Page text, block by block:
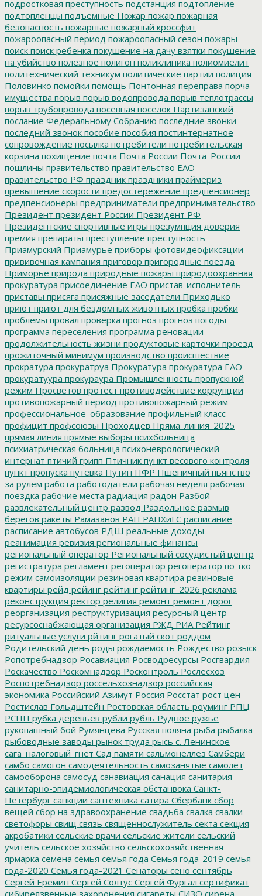
подростковая преступность подстанция подтопление
подтопленцы подъемные Пожар пожар пожарная
безопасность пожарные пожарный кроссфит
пожароопасный период пожароопасный сезон пожары
поиск поиск ребенка покушение на дачу взятки покушение
на убийство полезное полигон поликлиника полиомиелит
политехнический техникум политические партии полиция
Половинко помойки помощь Понтонная переправа порча
имущества порыв порыв водопровода порыв теплотрассы
порыв трубопровода посевная поселок Партизанский
послание Федеральному Собранию последние звонки
последний звонок пособие пособия постинтернатное
сопровождение посылка потребители потребительская
корзина похищение почта Почта России Почта_России
пошлины правительство правительство ЕАО
правительство РФ праздник праздники праймериз
превышение скорости предостережение предпенсионер
предпенсионеры предприниматели предпринимательство
Президент президент России Президент РФ
Президентские спортивные игры презумпция доверия
премия препараты преступление преступность
Приамурский Приамурье приборы фотовидеофиксации
прививочная кампания приговор пригородные поезда
Приморье природа природные пожары природоохранная
прокуратура присоединение ЕАО пристав-исполнитель
приставы присяга присяжные заседатели Приходько
приют приют для бездомных животных пробка пробки
проблемы провал проверка прогноз прогноз погоды
программа переселения программа реновации
продолжительность жизни продуктовые карточки проезд
прожиточный минимум производство происшествие
прократура прокуратруа Прокуратура прокуратура ЕАО
прокуратуура прокураура Промышленность пропускной
режим Просветов протест противодействие коррупции
противопожарный период противопожарный режим
профессиональное_образование профильный класс
профицит профсоюзы Проходцев Пряма_линия_2025
прямая линия прямые выборы психбольница
психиатрическая больница психоневрологический
интернат птичий грипп Птичник пункт весового контроля
пункт пропуска путевка Путин ПФР Пшеничный пьянство
за рулем работа работодатели рабочая неделя рабочая
поездка рабочие места радиация радон Разбой
развлекательный центр развод Раздольное размыв
берегов ракеты Рамазанов РАН РАНХиГС расписание
расписание автобусов РДШ реальные доходы
реанимация ревизия региональные финансы
региональный оператор Региональный сосудистый центр
регистратура регламент регоператор регоператор по тко
режим самоизоляции резиновая квартира резиновые
квартиры рейд рейинг рейтинг рейтинг_2026 реклама
реконструкция ректор религия ремонт ремонт дорог
реорганизация реструктуризация ресурсный центр
ресурсоснабжающая организация РЖД РИА Рейтинг
ритуальные услуги рйтинг рогатый скот роддом
Родительский день роды рождаемость Рождество розыск
Ропотребнадзор Росавиация Росводресурсы Росгвардия
Роскачество Роскомнадзор Росконтроль Рослесхоз
Роспотребнадзор россельхознадзор российская
экономика Российский Азимут Россия Росстат рост цен
Ростислав Гольдштейн Ростовская область роуминг РПЦ
РСПП рубка деревьев рубли рубль Рудное ружье
рукопашный бой Румянцева Русская поляна рыба рыбалка
рыбоводные заводы рынок труда рысь с. Ленинское
сага_налоговый_гнет Сад памяти сальмонеллез Самбери
самбо самогон самодеятельность самозанятые самолет
самооборона самосуд санавиация санация санитария
санитарно-эпидемиологическая обстанвока Санкт-
Петербург санкции сантехника сатира Сбербанк сбор
вещей сбор на здравоохранение свадьба свалка свалки
светофоры свищ связь священнослужитель секта секция
акробатики сельские врачи сельские жители сельский
учитель сельское хозяйство сельскохозяйственная
ярмарка семена семья семья года Семья года-2019 семья
года-2020 Семья года-2021 Сенаторы сено сентябрь
Сергей Ерёмин Сергей Солтус Сергей Фургал сертификат
сибиреязвенные захоронения сигареты СИЗО сирена